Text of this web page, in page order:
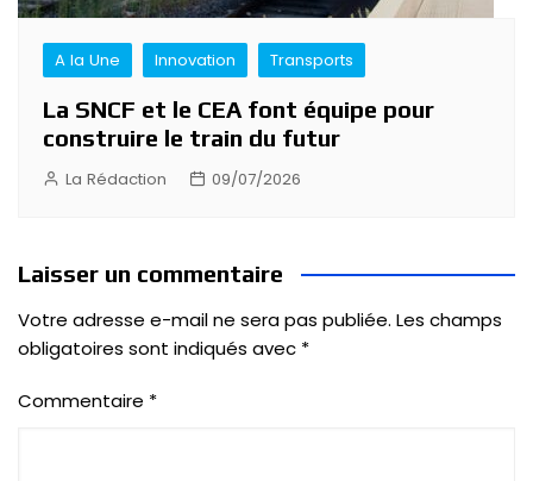
A la Une Innovation Transports
La SNCF et le CEA font équipe pour
construire le train du futur
La Rédaction 09/07/2026
Laisser un commentaire
Votre adresse e-mail ne sera pas publiée. Les champs
obligatoires sont indiqués avec *
Commentaire *